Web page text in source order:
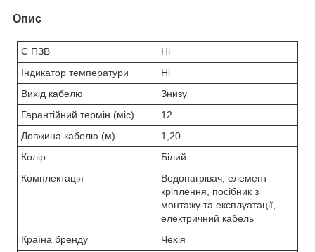
Опис
Є ПЗВ
Ні
Індикатор температури
Ні
Вихід кабелю
Знизу
Гарантійний термін (міс)
12
Довжина кабелю (м)
1,20
Колір
Білий
Комплектація
Водонагрівач, елемент
кріплення, посібник з
монтажу та експлуатації,
електричний кабель
Країна бренду
Чехія